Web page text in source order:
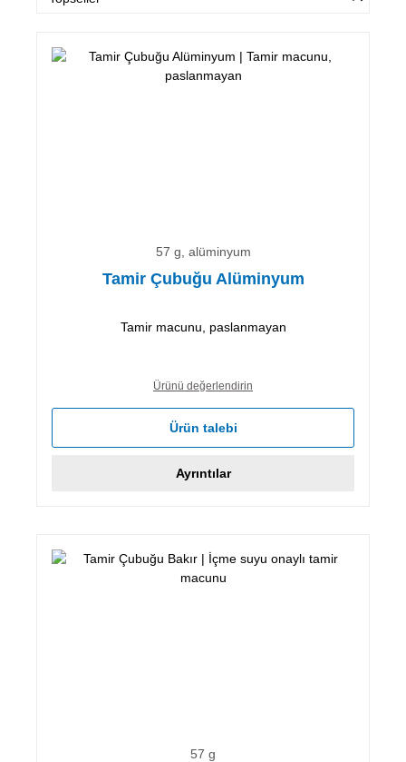
57 g, alüminyum
Tamir Çubuğu Alüminyum
Tamir macunu, paslanmayan
Ürünü değerlendirin
Ürün talebi
Ayrıntılar
57 g